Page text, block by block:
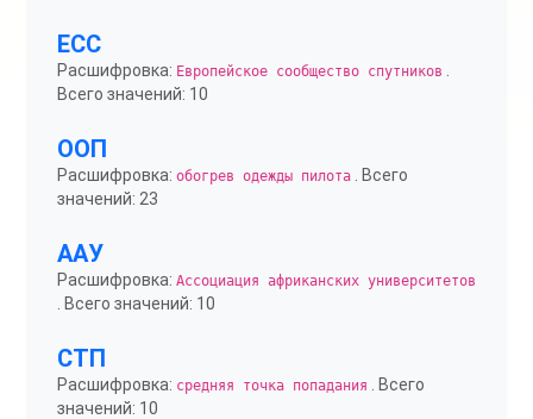
ЕСС
Расшифровка: Европейское сообщество спутников
Всего значений: 10
ООП
Расшифровка: обогрев одежды пилота . Всего
значений: 23
ААУ
Расшифровка: Ассоциация африканских университетов
. Всего значений: 10
СТП
Расшифровка: средняя точка попадания
. Всего
значений: 10